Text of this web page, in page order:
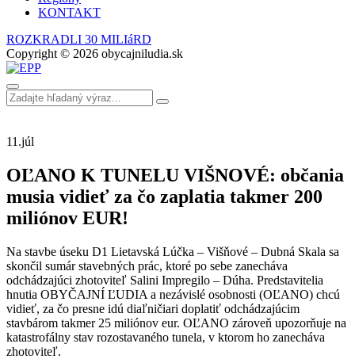
KONTAKT
ROZKRADLI 30 MILIáRD
Copyright © 2026 obycajniludia.sk
11.júl
OĽANO K TUNELU VIŠNOVÉ: občania
musia vidieť za čo zaplatia takmer 200
miliónov EUR!
Na stavbe úseku D1 Lietavská Lúčka – Višňové – Dubná Skala sa
skončil sumár stavebných prác, ktoré po sebe zanecháva
odchádzajúci zhotoviteľ Salini Impregilo – Dúha. Predstavitelia
hnutia OBYČAJNÍ ĽUDIA a nezávislé osobnosti (OĽANO) chcú
vidieť, za čo presne idú diaľničiari doplatiť odchádzajúcim
stavbárom takmer 25 miliónov eur. OĽANO zároveň upozorňuje na
katastrofálny stav rozostavaného tunela, v ktorom ho zanecháva
zhotoviteľ.